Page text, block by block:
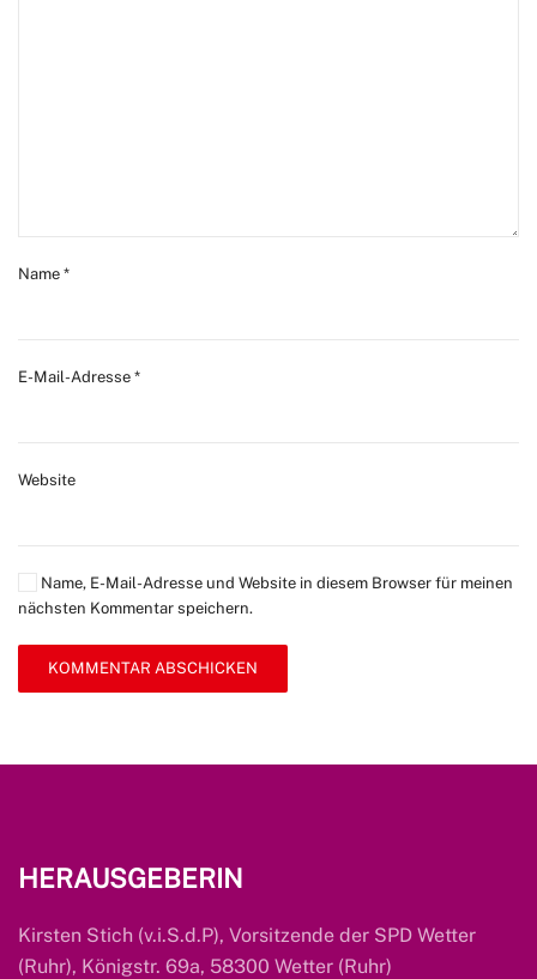
Name *
E-Mail-Adresse *
Website
Name, E-Mail-Adresse und Website in diesem Browser für meinen
nächsten Kommentar speichern.
KOMMENTAR ABSCHICKEN
HERAUSGEBERIN
Kirsten Stich (v.i.S.d.P), Vorsitzende der SPD Wetter
(Ruhr), Königstr. 69a, 58300 Wetter (Ruhr)